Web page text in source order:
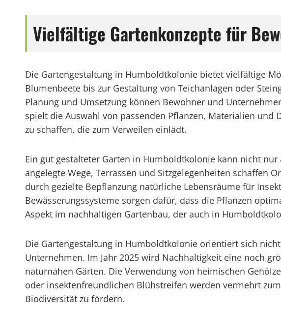
Vielfältige Gartenkonzepte für
Die Gartengestaltung in Humboldtkolonie bietet vielfältige
Blumenbeete bis zur Gestaltung von Teichanlagen oder
Planung und Umsetzung können Bewohner und
spielt die Auswahl von passenden Pflanzen, Materialien
zu schaffen, die zum Verweilen einlädt.
Ein gut gestalteter Garten in Humboldtkolonie kann nicht
angelegte Wege, Terrassen und Sitzgelegenheiten schaffen
durch gezielte Bepflanzung natürliche Lebensräume für
Bewässerungssysteme sorgen dafür, dass die Pflanzen
Aspekt im nachhaltigen Gartenbau, der auch in
Die Gartengestaltung in Humboldtkolonie orientiert sich
Unternehmen. Im Jahr 2025 wird Nachhaltigkeit eine noch
naturnahen Gärten. Die Verwendung von heimischen
oder insektenfreundlichen Blühstreifen werden vermehrt
Biodiversität zu fördern.